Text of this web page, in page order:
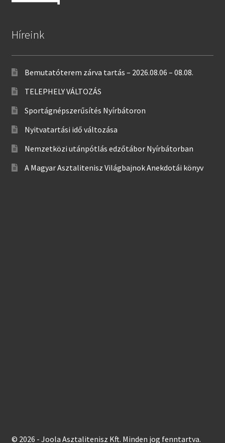
Híreink
Bemutatóterem zárva tartás – 2026.08.06 – 08.08.
TELEPHELY VÁLTOZÁS
Sportágnépszerűsítés Nyírbátoron
Nyitvatartási idő változása
Nemzetközi utánpótlás edzőtábor Nyírbátorban
A Magyar Asztalitenisz Világbajnok Anekdotái könyv
© 2026 - Joola Asztalitenisz Kft. Minden jog fenntartva.